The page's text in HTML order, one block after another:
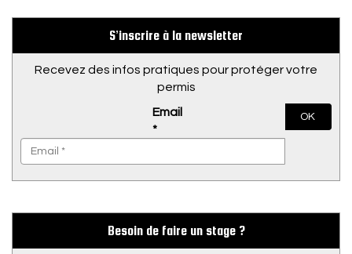
S’inscrire à la newsletter
Recevez des infos pratiques pour protéger votre
permis
Email
*
OK
Besoin de faire un stage ?